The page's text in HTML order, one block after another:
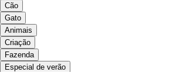
Cão
Gato
Animais
Criação
Fazenda
Especial de verão